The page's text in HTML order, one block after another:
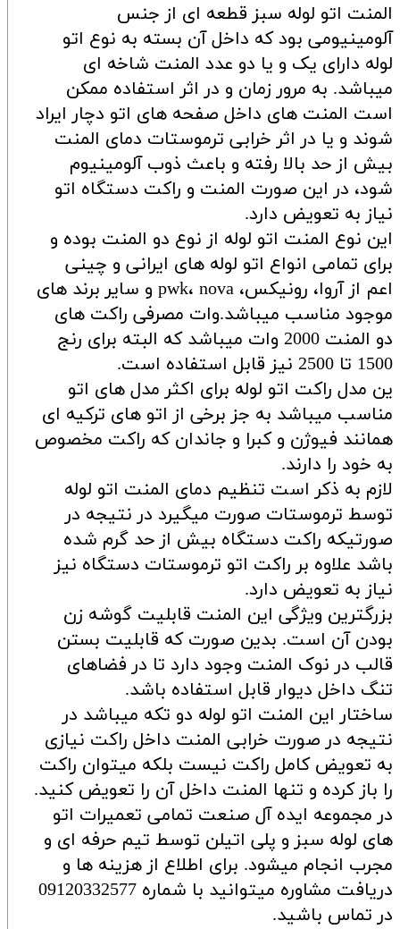
المنت اتو لوله سبز قطعه ای از جنس
آلومینیومی بود که داخل آن بسته به نوع اتو
لوله دارای یک و یا دو عدد المنت شاخه ای
میباشد. به مرور زمان و در اثر استفاده ممکن
است المنت های داخل صفحه های اتو دچار ایراد
شوند و یا در اثر خرابی ترموستات دمای المنت
بیش از حد بالا رفته و باعث ذوب آلومینیوم
شود، در این صورت المنت و راکت دستگاه اتو
نیاز به تعویض دارد.
این نوع المنت اتو لوله از نوع دو المنت بوده و
برای تمامی انواع اتو لوله های ایرانی و چینی
اعم از آروا، رونیکس، pwk، nova و سایر برند های
موجود مناسب میباشد.وات مصرفی راکت های
دو المنت 2000 وات میباشد که البته برای رنج
1500 تا 2500 نیز قابل استفاده است.
ین مدل راکت اتو لوله برای اکثر مدل های اتو
مناسب میباشد به جز برخی از اتو های ترکیه ای
همانند فیوژن و کبرا و جاندان که راکت مخصوص
به خود را دارند.
لازم به ذکر است تنظیم دمای المنت اتو لوله
توسط ترموستات صورت میگیرد در نتیجه در
صورتیکه راکت دستگاه بیش از حد گرم شده
باشد علاوه بر راکت اتو ترموستات دستگاه نیز
نیاز به تعویض دارد.
بزرگترین ویژگی این المنت قابلیت گوشه زن
بودن آن است. بدین صورت که قابلیت بستن
قالب در نوک المنت وجود دارد تا در فضاهای
تنگ داخل دیوار قابل استفاده باشد.
ساختار این المنت اتو لوله دو تکه میباشد در
نتیجه در صورت خرابی المنت داخل راکت نیازی
به تعویض کامل راکت نیست بلکه میتوان راکت
را باز کرده و تنها المنت داخل آن را تعویض کنید.
در مجموعه ایده آل صنعت تمامی تعمیرات اتو
های لوله سبز و پلی اتیلن توسط تیم حرفه ای و
مجرب انجام میشود. برای اطلاع از هزینه ها و
دریافت مشاوره میتوانید با شماره 09120332577
در تماس باشید.